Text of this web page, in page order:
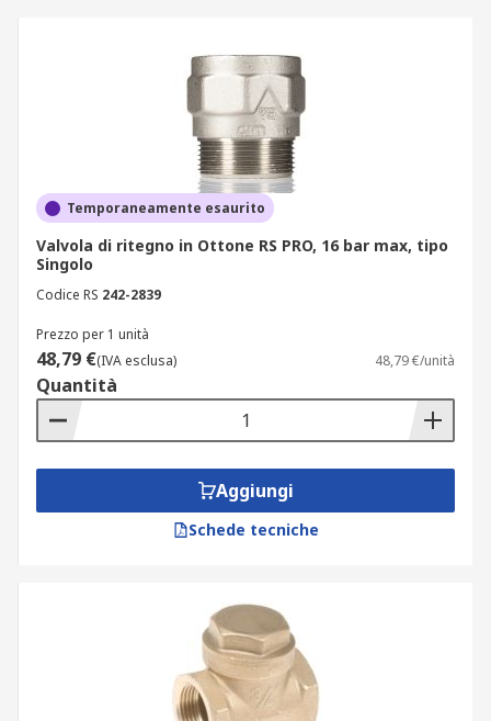
Temporaneamente esaurito
Valvola di ritegno in Ottone RS PRO, 16 bar max, tipo
Singolo
Codice RS 242-2839
Prezzo per 1 unità
48,79 €(IVA esclusa) 48,79 €/unità
Quantità
Aggiungi
Schede tecniche